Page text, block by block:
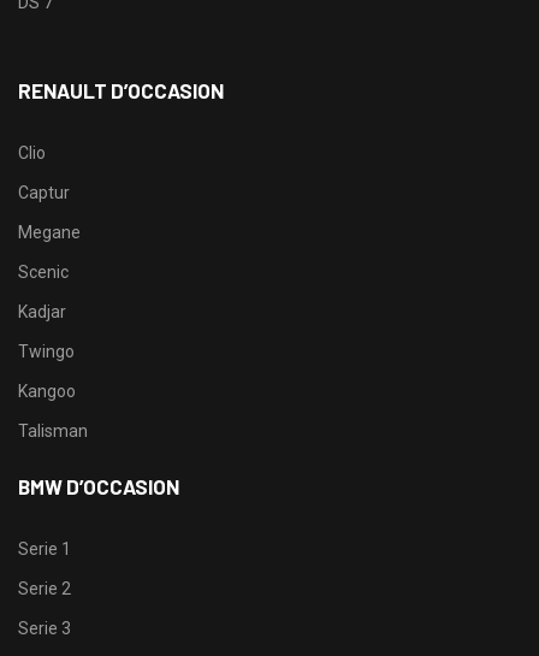
RENAULT D’OCCASION
Clio
Captur
Megane
Scenic
Kadjar
Twingo
Kangoo
Talisman
BMW D’OCCASION
Serie 1
Serie 2
Serie 3